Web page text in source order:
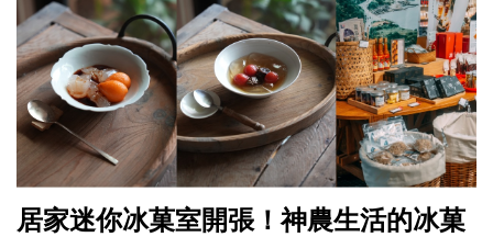
居家迷你冰菓室開張！神農生活的冰菓